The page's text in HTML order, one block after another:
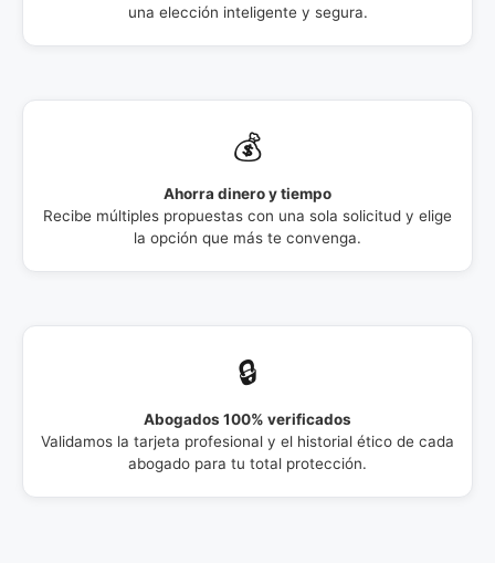
una elección inteligente y segura.
💰
Ahorra dinero y tiempo
Recibe múltiples propuestas con una sola solicitud y elige
la opción que más te convenga.
🔒
Abogados 100% verificados
Validamos la tarjeta profesional y el historial ético de cada
abogado para tu total protección.